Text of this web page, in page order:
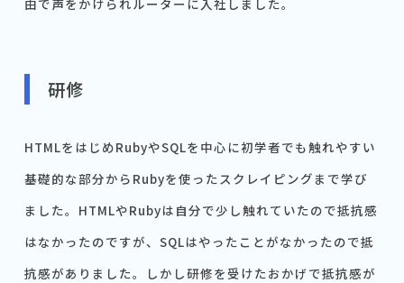
研修
HTMLをはじめRubyやSQLを中心に初学者でも触れやすい
基礎的な部分からRubyを使ったスクレイピングまで学び
ました。HTMLやRubyは自分で少し触れていたので抵抗感
はなかったのですが、SQLはやったことがなかったので抵
抗感がありました。しかし研修を受けたおかげで抵抗感が